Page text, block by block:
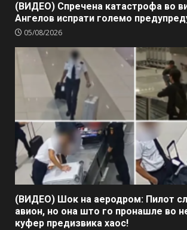
(ВИДЕО) Спречена катастрофа во
Ангелов испрати големо
05/08/2026
(ВИДЕО) Шок на аеродром: Пилот
авион, но она што го пронашле во
куфер предизвика хаос!